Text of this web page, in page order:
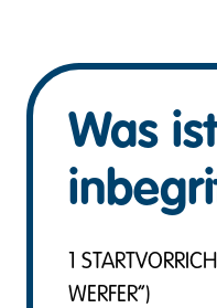
Was ist
1
WERFER“)